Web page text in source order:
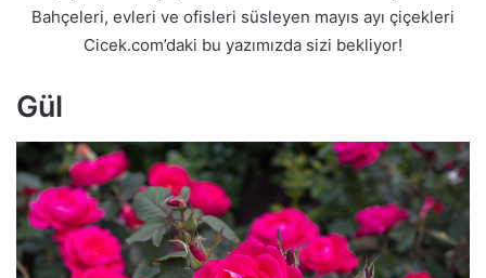
Bahçeleri, evleri ve ofisleri süsleyen mayıs ayı çiçekleri
Cicek.com’daki bu yazımızda sizi bekliyor!
Gül